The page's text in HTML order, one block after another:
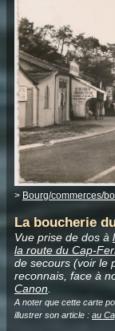
> Bourg/commerces/
La boucherie
Vue prise de dos à
la route du Cap-
de secours (voir le
reconnais, face à
Canon
A noter que cette carte
illustrer son article : au